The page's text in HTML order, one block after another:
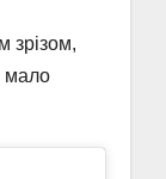
зрізом,
мало